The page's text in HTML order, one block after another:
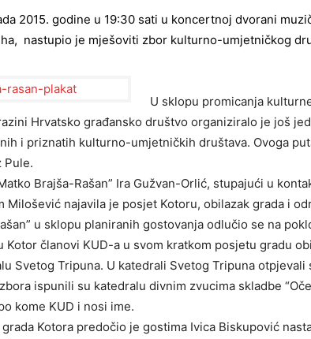
2015. godine u 19:30 sati u koncertnoj dvorani
nastupio je mješoviti zbor kulturno-umjetničkog
U sklopu promicanja
Hrvatsko građansko društvo organiziralo je još
i priznatih kulturno-umjetničkih društava. Ovoga
Pule.
Brajša-Rašan” Ira Gužvan-Orlić, stupajući u
Milošević najavila je posjet Kotoru, obilazak grada i
u sklopu planiranih gostovanja odlučio se na
Kotor članovi KUD-a u svom kratkom posjetu gradu
Svetog Tripuna. U katedrali Svetog Tripuna otpjevali
ispunili su katedralu divnim zvucima skladbe
kome KUD i nosi ime.
Kotora predočio je gostima Ivica Biskupović